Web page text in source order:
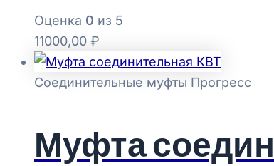
Оценка 0 из 5
11000,00 ₽
Соединительные муфты Прогресс
Муфта